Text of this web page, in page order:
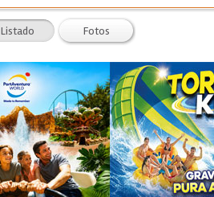
Listado Fotos